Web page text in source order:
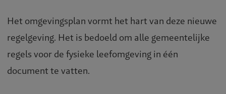
Het omgevingsplan vormt het hart van deze nieuwe
regelgeving. Het is bedoeld om alle gemeentelijke
regels voor de fysieke leefomgeving in één
document te vatten.